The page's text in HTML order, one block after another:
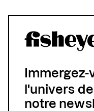
l'univers de
notre